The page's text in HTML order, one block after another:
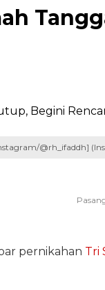
@rh_ifaddh]
pernikahan Tri